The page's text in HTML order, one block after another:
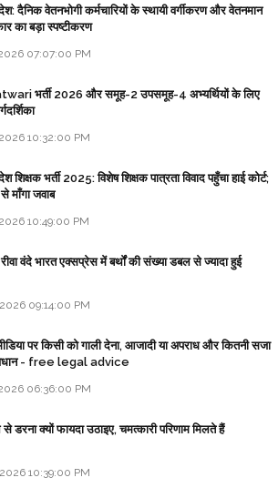
दैनिक वेतनभोगी कर्मचारियों के स्थायी वर्गीकरण और वेतनमान
का बड़ा स्पष्टीकरण
07:07:00 PM
भर्ती 2026 और समूह-2 उपसमूह-4 अभ्यर्थियों के लिए
10:32:00 PM
शिक्षक भर्ती 2025: विशेष शिक्षक पात्रता विवाद पहुँचा हाई कोर्ट;
माँगा जवाब
10:49:00 PM
वंदे भारत एक्सप्रेस में बर्थों की संख्या डबल से ज्यादा हुई
09:14:00 PM
पर किसी को गाली देना, आजादी या अपराध और कितनी सजा
- free legal advice
06:36:00 PM
से डरना क्यों फायदा उठाइए, चमत्कारी परिणाम मिलते हैं
10:39:00 PM